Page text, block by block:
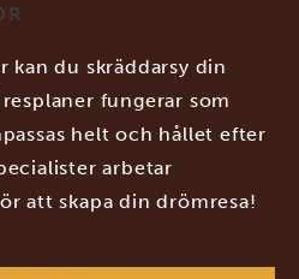
kan du skräddarsy din
fungerar som
helt och hållet efter
arbetar
att skapa din drömresa!